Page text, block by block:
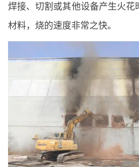
焊接、切割或其他设备产生火花
材料，烧的速度非常之快。